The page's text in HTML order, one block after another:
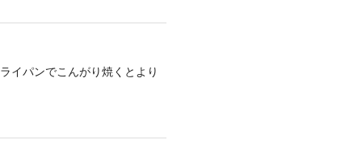
イパンでこんがり焼くとより